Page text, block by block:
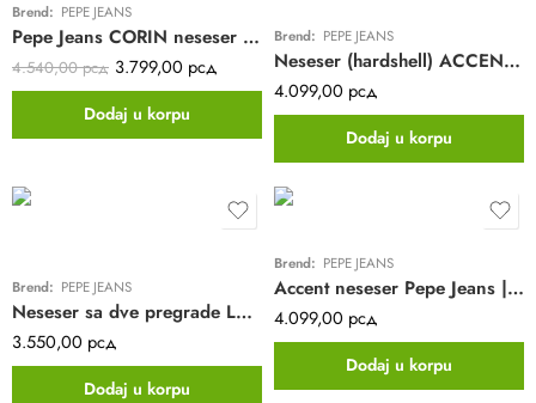
Brend: PEPE JEANS
Pepe Jeans CORIN neseser sa 2 pregrade | pink
4.540,00рсд 3.799,00 рсд
Dodaj u korpu
Brend: PEPE JEANS
Neseser (hardshell) ACCENT Pepe Jeans | sky blue | ABS
4.099,00 рсд
Dodaj u korpu
Brend: PEPE JEANS
Neseser sa dve pregrade LEIGHTON Pepe Jeans | crna | poliester
3.550,00 рсд
Dodaj u korpu
Brend: PEPE JEANS
Accent neseser Pepe Jeans | powder pink
4.099,00 рсд
Dodaj u korpu